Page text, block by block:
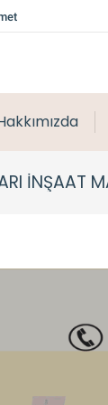
İNŞAAT